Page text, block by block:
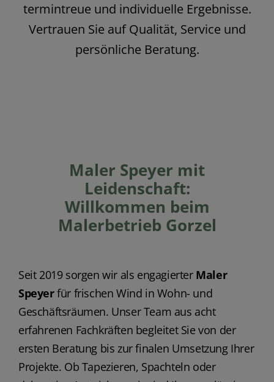
termintreue und individuelle Ergebnisse.
Vertrauen Sie auf Qualität, Service und
persönliche Beratung.
Maler Speyer mit
Leidenschaft:
Willkommen beim
Malerbetrieb Gorzel
Seit 2019 sorgen wir als engagierter Maler
Speyerfür frischen Wind in Wohn- und
Geschäftsräumen. Unser Team aus acht
erfahrenen Fachkräften begleitet Sie von der
ersten Beratung bis zur finalen Umsetzung Ihrer
Projekte. Ob Tapezieren, Spachteln oder